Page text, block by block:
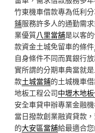
竹東機車借款專為低利
鋪服務許多人的通勤需
業優質八里當舖是以客
款資金土城免留車的條件
自身條件不同而異銀行
實所謂的分期車典當就
款土城當鋪的土城機車
地板工程公司中壢木地
安全車貸申辦專業金融
當日撥款創業融資貸款
的大安區當舖給最適合